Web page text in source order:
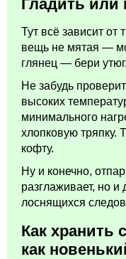
Гладить или
Тут всё зависит от
вещь не мятая —
глянец — бери утюг.
Не забудь
высоких
минимального
хлопковую
кофту.
Ну и конечно,
разглаживает, но
лоснящихся следов
Как хранить
как